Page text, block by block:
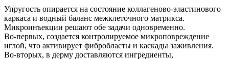
Упругость опирается на состояние коллагеново‑эластинового
каркаса и водный баланс межклеточного матрикса.
Микроинъекции решают обе задачи одновременно.
Во‑первых, создается контролируемое микроповреждение
иглой, что активирует фибробласты и каскады заживления.
Во‑вторых, в дерму доставляются ингредиенты,